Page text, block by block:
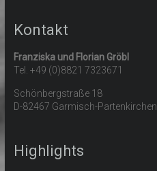
Kontakt
Franziska und Florian Gröbl
Tel. +49 (0)8821 7323671
Schönbergstraße 18
D-82467 Garmisch-Partenkirchen
Highlights